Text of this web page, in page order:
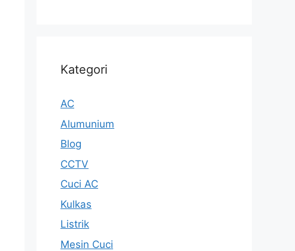
Kategori
AC
Alumunium
Blog
CCTV
Cuci AC
Kulkas
Listrik
Mesin Cuci